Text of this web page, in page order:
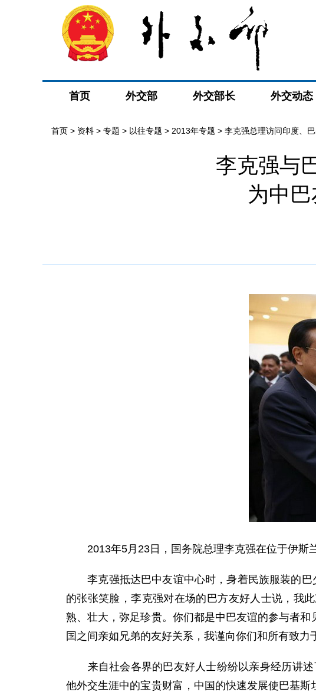
首页 外交部 外交部长 外交动态
首页 > 资料 > 专题 > 以往专题 > 2013年专题 > 李克强总理访问印度、
李克强与
为中
2013年5月23日，国务院总理李克强在位于伊斯兰
李克强抵达巴中友谊中心时，身着民族服装的巴
的张张笑脸，李克强对在场的巴方友好人士说，我
熟、壮大，弥足珍贵。你们都是中巴友谊的参与者
国之间亲如兄弟的友好关系，我谨向你们和所有致力
来自社会各界的巴友好人士纷纷以亲身经历讲述
他外交生涯中的宝贵财富，中国的快速发展使巴基